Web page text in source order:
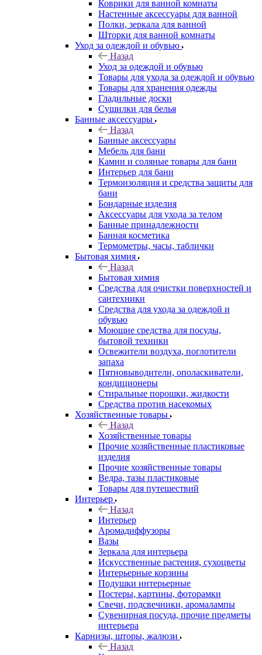
Коврики для ванной комнаты
Настенные аксессуары для ванной
Полки, зеркала для ванной
Шторки для ванной комнаты
Уход за одеждой и обувью
Назад
Уход за одеждой и обувью
Товары для ухода за одеждой и обувью
Товары для хранения одежды
Гладильные доски
Сушилки для белья
Банные аксессуары
Назад
Банные аксессуары
Мебель для бани
Камни и соляные товары для бани
Интерьер для бани
Термоизоляция и средства защиты для
бани
Бондарные изделия
Аксеcсуары для ухода за телом
Банные принадлежности
Банная косметика
Термометры, часы, таблички
Бытовая химия
Назад
Бытовая химия
Средства для очистки поверхностей и
сантехники
Средства для ухода за одеждой и
обувью
Моющие средства для посуды,
бытовой техники
Освежители воздуха, поглотители
запаха
Пятновыводители, ополаскиватели,
кондиционеры
Стиральные порошки, жидкости
Средства против насекомых
Хозяйственные товары
Назад
Хозяйственные товары
Прочие хозяйственные пластиковые
изделия
Прочие хозяйственные товары
Ведра, тазы пластиковые
Товары для путешествий
Интерьер
Назад
Интерьер
Аромадиффузоры
Вазы
Зеркала для интерьера
Искусственные растения, сухоцветы
Интерьерные корзины
Подушки интерьерные
Постеры, картины, фоторамки
Свечи, подсвечники, аромалампы
Сувенирная посуда, прочие предметы
интерьера
Карнизы, шторы, жалюзи
Назад